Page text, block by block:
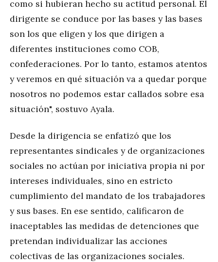
como si hubieran hecho su actitud personal. El
dirigente se conduce por las bases y las bases
son los que eligen y los que dirigen a
diferentes instituciones como COB,
confederaciones. Por lo tanto, estamos atentos
y veremos en qué situación va a quedar porque
nosotros no podemos estar callados sobre esa
situación", sostuvo Ayala.
Desde la dirigencia se enfatizó que los
representantes sindicales y de organizaciones
sociales no actúan por iniciativa propia ni por
intereses individuales, sino en estricto
cumplimiento del mandato de los trabajadores
y sus bases. En ese sentido, calificaron de
inaceptables las medidas de detenciones que
pretendan individualizar las acciones
colectivas de las organizaciones sociales.